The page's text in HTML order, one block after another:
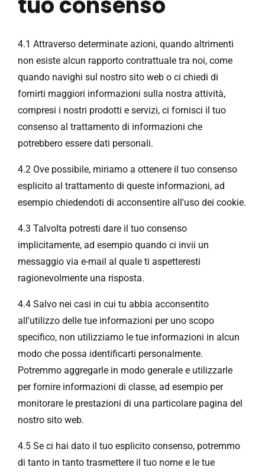
4.1 Attraverso determinate azioni, quando altrimenti
non esiste alcun rapporto contrattuale tra noi, come
quando navighi sul nostro sito web o ci chiedi di
fornirti maggiori informazioni sulla nostra attività,
compresi i nostri prodotti e servizi, ci fornisci il tuo
consenso al trattamento di informazioni che
potrebbero essere dati personali.
4.2 Ove possibile, miriamo a ottenere il tuo consenso
esplicito al trattamento di queste informazioni, ad
esempio chiedendoti di acconsentire all'uso dei cookie.
4.3 Talvolta potresti dare il tuo consenso
implicitamente, ad esempio quando ci invii un
messaggio via e-mail al quale ti aspetteresti
ragionevolmente una risposta.
4.4 Salvo nei casi in cui tu abbia acconsentito
all'utilizzo delle tue informazioni per uno scopo
specifico, non utilizziamo le tue informazioni in alcun
modo che possa identificarti personalmente.
Potremmo aggregarle in modo generale e utilizzarle
per fornire informazioni di classe, ad esempio per
monitorare le prestazioni di una particolare pagina del
nostro sito web.
4.5 Se ci hai dato il tuo esplicito consenso, potremmo
di tanto in tanto trasmettere il tuo nome e le tue